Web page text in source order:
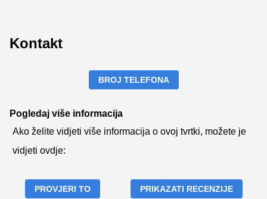
Kontakt
BROJ TELEFONA
Pogledaj više informacija
Ako želite vidjeti više informacija o ovoj tvrtki, možete je
vidjeti ovdje:
PROVJERI TO PRIKAZATI RECENZIJE